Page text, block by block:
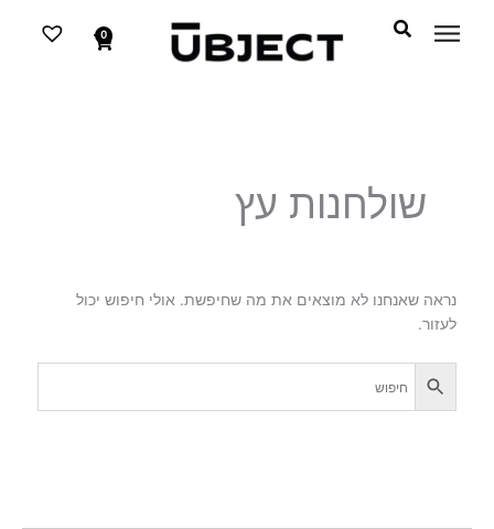
לתוכן
0
עגלת
קניות
שולחנות עץ
נראה שאנחנו לא מוצאים את מה שחיפשת. אולי חיפוש יכול
לעזור.